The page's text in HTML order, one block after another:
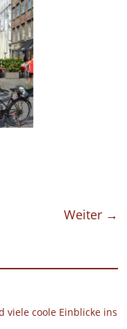
Weiter →
viele coole Einblicke ins